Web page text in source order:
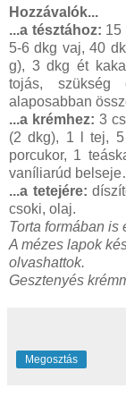
Hozzávalók...
...a tésztához: 15
5-6 dkg vaj, 40
g), 3 dkg ét
tojás,
alaposabban
...a krémhez: 3
(2 dkg), 1 l tej, 5
porcukor, 1
vaníliarúd
...a tetejére:
csoki, olaj.
Torta formában is
A mézes lapok
olvashattok.
Gesztenyés
Megosztás